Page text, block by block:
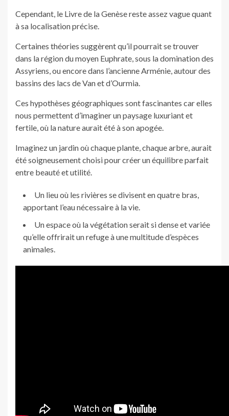
Cependant, le Livre de la Genèse reste assez vague quant
à sa localisation précise.
Certaines théories suggèrent qu’il pourrait se trouver
dans la région du moyen Euphrate, sous la domination des
Assyriens, ou encore dans l’ancienne Arménie, autour des
bassins des lacs de Van et d’Ourmia.
Ces hypothèses géographiques sont fascinantes car elles
nous permettent d’imaginer un paysage luxuriant et
fertile, où la nature aurait été à son apogée.
Imaginez un jardin où chaque plante, chaque arbre, aurait
été soigneusement choisi pour créer un équilibre parfait
entre beauté et utilité.
Un lieu où les rivières se divisent en quatre bras,
apportant l’eau nécessaire à la vie.
Un espace où la végétation serait si dense et variée
qu’elle offrirait un refuge à une multitude d’espèces
animales.